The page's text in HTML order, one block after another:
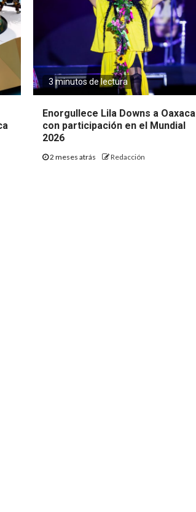
3 minutos de lectura
Enorgullece Lila Downs a Oaxaca
con participación en el Mundial
2026
2 meses atrás Redacción